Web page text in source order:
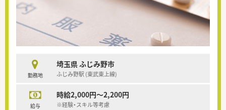
勤務地
埼玉県 ふじみ野市
ふじみ野駅 (東武東上線)
給与
時給2,000円～2,200円
※経験・スキル等考慮